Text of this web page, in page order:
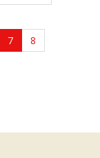
7
8